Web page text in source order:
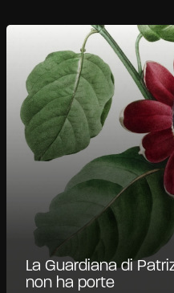
La Guardiana di
non ha porte